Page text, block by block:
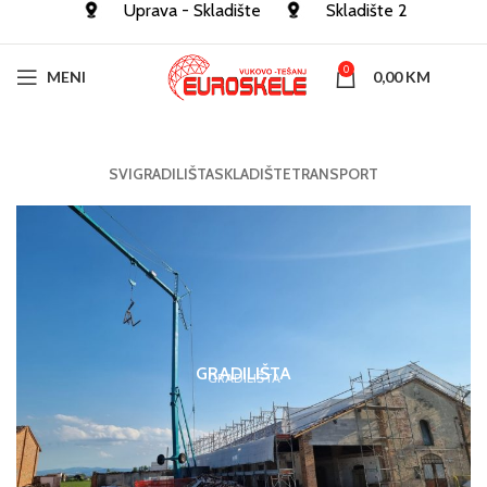
Uprava - Skladište Skladište 2
MENI 0 0,00KM
SVIGRADILIŠTASKLADIŠTETRANSPORT
GRADILIŠTA
GRADILIŠTA